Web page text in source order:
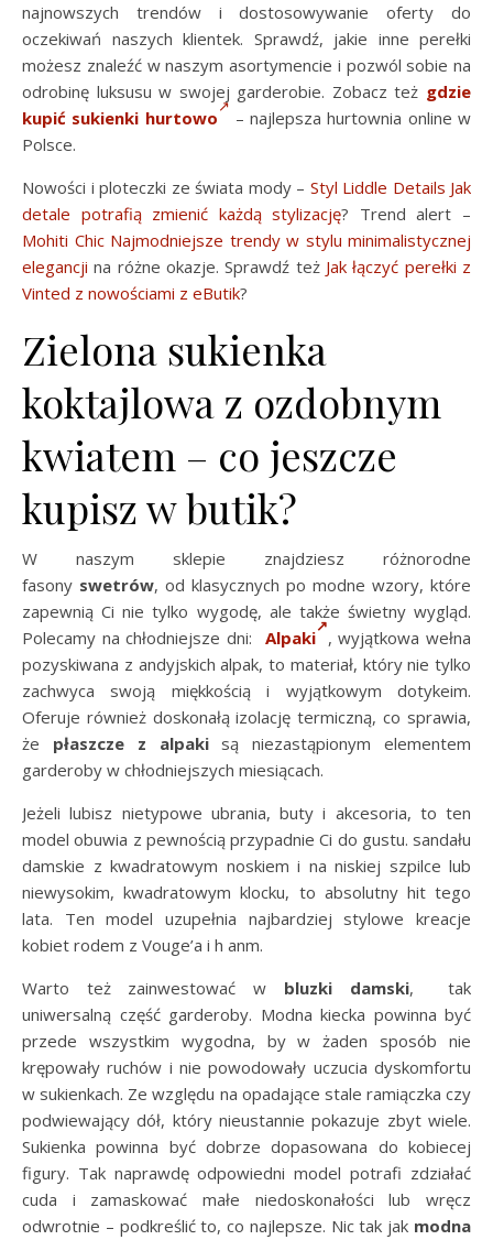
najnowszych trendów i dostosowywanie oferty do
oczekiwań naszych klientek. Sprawdź, jakie inne perełki
możesz znaleźć w naszym asortymencie i pozwól sobie na
odrobinę luksusu w swojej garderobie. Zobacz też gdzie
kupić sukienki hurtowo
– najlepsza hurtownia online w
Polsce.
Nowości i ploteczki ze świata mody – Styl Liddle Details Jak
detale potrafią zmienić każdą stylizację? Trend alert –
Mohiti Chic Najmodniejsze trendy w stylu minimalistycznej
elegancji na różne okazje. Sprawdź też Jak łączyć perełki z
Vinted z nowościami z eButik?
Zielona sukienka
koktajlowa z ozdobnym
kwiatem – co jeszcze
kupisz w butik?
W naszym sklepie znajdziesz różnorodne
fasony swetrów, od klasycznych po modne wzory, które
zapewnią Ci nie tylko wygodę, ale także świetny wygląd.
Polecamy na chłodniejsze dni: Alpaki
, wyjątkowa wełna
pozyskiwana z andyjskich alpak, to materiał, który nie tylko
zachwyca swoją miękkością i wyjątkowym dotykeim.
Oferuje również doskonałą izolację termiczną, co sprawia,
że płaszcze z alpakisą niezastąpionym elementem
garderoby w chłodniejszych miesiącach.
Jeżeli lubisz nietypowe ubrania, buty i akcesoria, to ten
model obuwia z pewnością przypadnie Ci do gustu. sandału
damskie z kwadratowym noskiem i na niskiej szpilce lub
niewysokim, kwadratowym klocku, to absolutny hit tego
lata. Ten model uzupełnia najbardziej stylowe kreacje
kobiet rodem z Vouge’a i h anm.
Warto też zainwestować w bluzki damski, tak
uniwersalną część garderoby. Modna kiecka powinna być
przede wszystkim wygodna, by w żaden sposób nie
krępowały ruchów i nie powodowały uczucia dyskomfortu
w sukienkach. Ze względu na opadające stale ramiączka czy
podwiewający dół, który nieustannie pokazuje zbyt wiele.
Sukienka powinna być dobrze dopasowana do kobiecej
figury. Tak naprawdę odpowiedni model potrafi zdziałać
cuda i zamaskować małe niedoskonałości lub wręcz
odwrotnie – podkreślić to, co najlepsze. Nic tak jak modna